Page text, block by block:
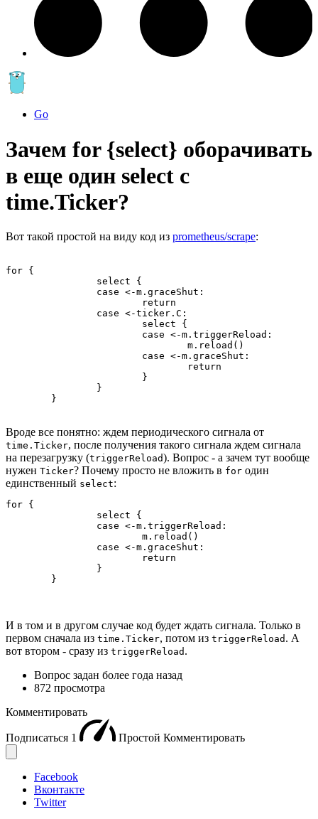
Go
Зачем for {select} оборачивать
в еще один select с
time.Ticker?
Вот такой простой на виду код из prometheus/scrape:
for {
	}
Вроде все понятно: ждем периодического сигнала от
time.Ticker, после получения такого сигнала ждем сигнала
на перезагрузку (triggerReload). Вопрос - а зачем тут вообще
нужен Ticker? Почему просто не вложить в for один
единственный select:
for {
	}
И в том и в другом случае код будет ждать сигнала. Только в
первом сначала из time.Ticker, потом из triggerReload . А
вот втором - сразу из triggerReload .
Вопрос задан более года назад
872 просмотра
Комментировать
Подписаться 1 Простой Комментировать
Facebook
Вконтакте
Twitter